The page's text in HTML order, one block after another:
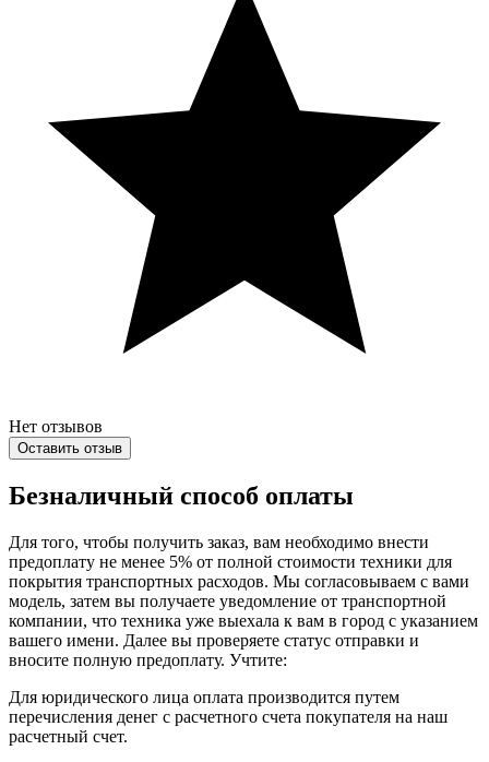
Нет отзывов
Оставить отзыв
Безналичный способ оплаты
Для того, чтобы получить заказ, вам необходимо внести
предоплату не менее 5% от полной стоимости техники для
покрытия транспортных расходов. Мы согласовываем с вами
модель, затем вы получаете уведомление от транспортной
компании, что техника уже выехала к вам в город с указанием
вашего имени. Далее вы проверяете статус отправки и
вносите полную предоплату. Учтите:
Для юридического лица оплата производится путем
перечисления денег с расчетного счета покупателя на наш
расчетный счет.